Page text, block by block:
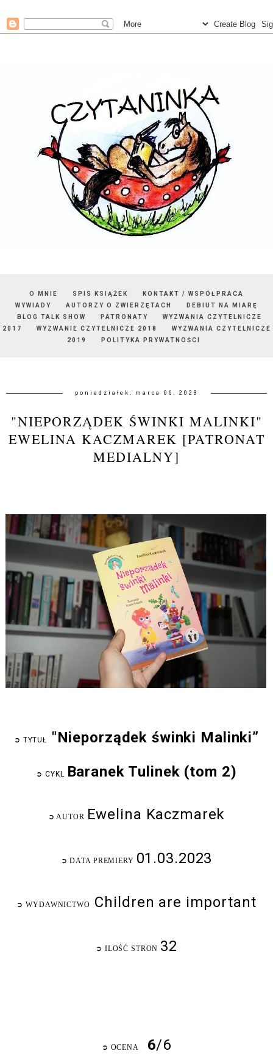
O MNIE SPIS KSIĄŻEK
KONTAKT / WSPÓŁPRACA
WYWIADY
AUTORZY O ZWIERZĘTACH
DEBIUT NA MIARĘ
BLOG TALK SHOW
PATRONATY
WYZWANIA CZYTELNICZE
2017
WYZWANIE CZYTELNICZE 2018
WYZWANIA CZYTELNICZE
2019
POLITYKA PRYWATNOŚCI
poniedziałek, marca 06, 2023
"NIEPORZĄDEK ŚWINKI MALINKI"
EWELINA KACZMAREK [PATRONAT
MEDIALNY]
➲ TYTUŁ "Nieporządek świnki Malinki”
➲ CYKL Baranek Tulinek (tom 2)
➲ AUTOR Ewelina Kaczmarek
➲ DATA PREMIERY 01.03.2023
➲ WYDAWNICTWO Children are important
➲ ILOŚĆ STRON 32
➲ OCENA 6/6